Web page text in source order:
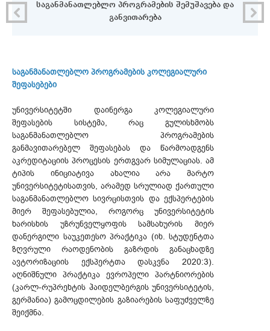
საგანმანათლებლო პროგრამების შემუშავება და
განვითარება
საგანმანათლებლო პროგრამების კოლეგიალური
შეფასებები
უნივერსიტეტში დაინერგა კოლეგიალური
შეფასების სისტემა, რაც გულისხმობს
საგანმანათლებლო პროგრამების
განმავითარებელ შეფასებას და წარმოადგენს
აკრედიტაციის პროცესის ერთგვარ სიმულაციას. ამ
ტიპის ინიციატივა ახალია არა მარტო
უნივერსიტეტისათვის, არამედ სრულიად ქართული
საგანმანათლებლო სივრცისთვის და ექსპერტების
მიერ შეფასებულია, როგორც უნივერსიტეტის
ხარისხის უზრუნველყოფის სამსახურის მიერ
დანერგილი საუკეთესო პრაქტიკა (იხ. სტუდენტთა
ზღვრული რაოდენობის გაზრდის განაცხადზე
ავტორიზაციის ექსპერტთა დასკვნა 2020:3).
აღნიშნული პრაქტიკა ევროპელი პარტნიორების
(კარლ-რუპრეხტის ჰაიდელბერგის უნივერსიტეტის,
გერმანია) გამოცდილების გაზიარების საფუძველზე
შეიქმნა.